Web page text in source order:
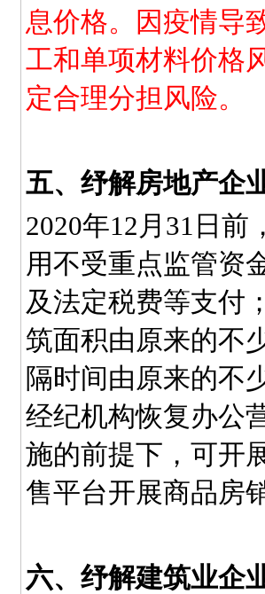
息价格。因疫情导
工和单项材料价格
定合理分担风险。
五、纾解房地产企
2020年12月31日前
用不受重点监管资
及法定税费等支付
筑面积由原来的不
隔时间由原来的不
经纪机构恢复办公
施的前提下，可开
售平台开展商品房
六、纾解建筑业企